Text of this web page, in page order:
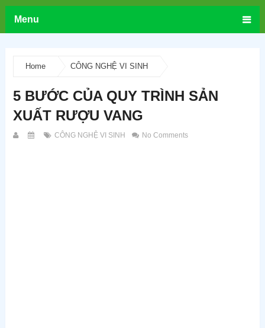
Menu
Home CÔNG NGHỆ VI SINH
5 BƯỚC CỦA QUY TRÌNH SẢN
XUẤT RƯỢU VANG
CÔNG NGHỆ VI SINH No Comments